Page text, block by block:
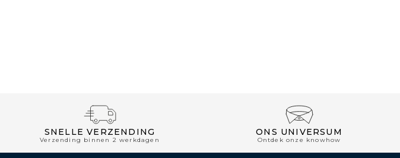
SNELLE VERZENDING
Verzending binnen 2 werkdagen
ONS UNIVERSUM
Ontdek onze knowhow